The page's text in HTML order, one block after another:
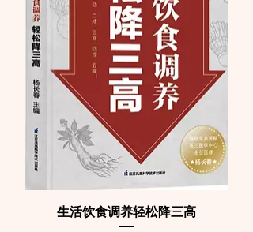
生活饮食调养轻松降三高